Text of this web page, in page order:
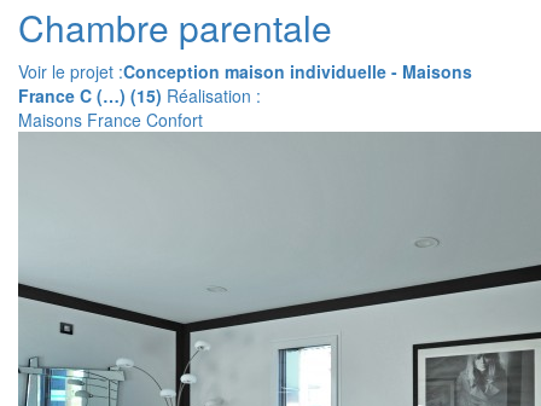
Chambre parentale
Voir le projet :Conception maison individuelle - Maisons
France C (…) (15) Réalisation :
Maisons France Confort